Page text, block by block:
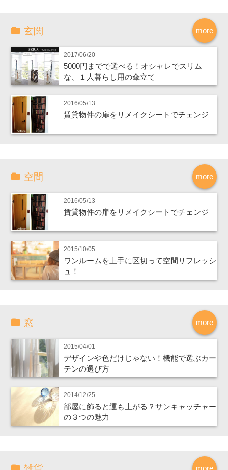
more
玄関
2017/06/20
5000円までで選べる！オシャレでスリム
な、１人暮らし用の傘立て
2016/05/13
賃貸物件の扉をリメイクシートでチェンジ
more
空間
2016/05/13
賃貸物件の扉をリメイクシートでチェンジ
2015/10/05
ワンルームを上手に区切って空間リフレッシ
ュ！
more
窓
2015/04/01
デザインや色だけじゃない！機能で選ぶカー
テンの選び方
2014/12/25
部屋に飾ると運も上がる？サンキャッチャー
の３つの魅力
more